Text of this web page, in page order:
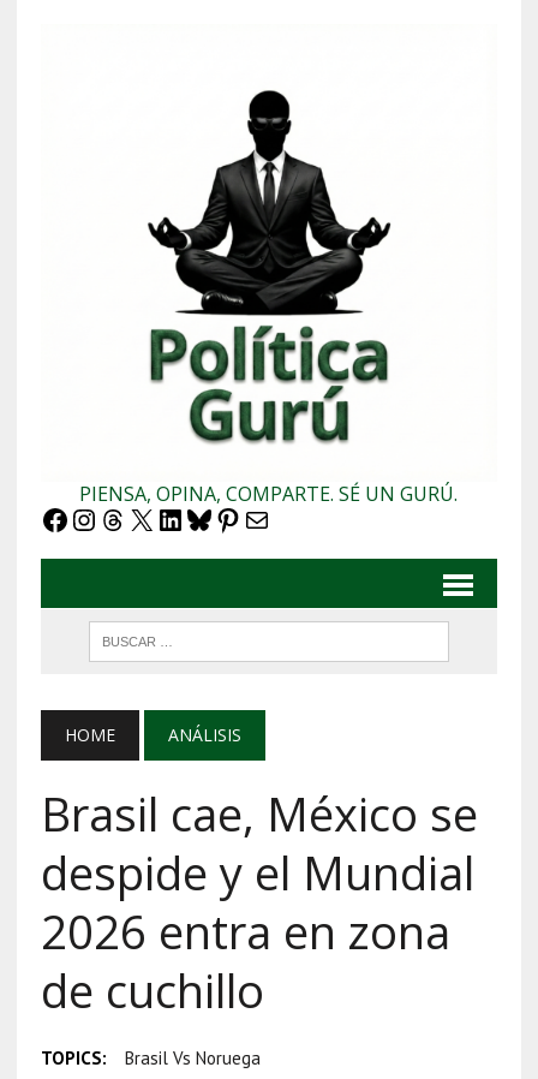
PIENSA, OPINA, COMPARTE. SÉ UN GURÚ.
Facebook
Instagram
Threads
X LinkedIn
Bluesky
Pinterest
Correo electrónico
HOME ANÁLISIS
Brasil cae, México se
despide y el Mundial
2026 entra en zona
de cuchillo
TOPICS:
Brasil Vs Noruega